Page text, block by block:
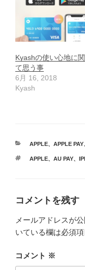
Kyashの使い心地に
て思う事
6月 16, 2018
Kyash
カ
ゴ
APPLE、 APPLE PAY
タ
APPLE、 AU PAY、
コメントを残す
メールアドレスが
いている欄は必須
コメント ※